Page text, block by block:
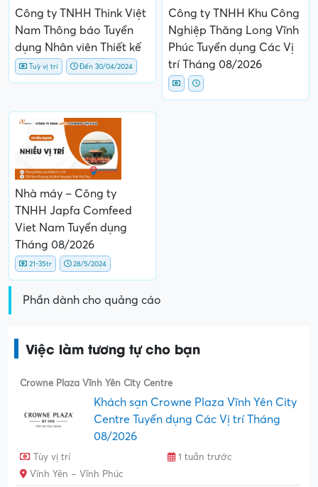
Công ty TNHH Think Việt
Nam Thông báo Tuyển
dụng Nhân viên Thiết kế
Tuỳ vị trí Đến 30/04/2024
Công ty TNHH Khu Công
Nghiệp Thăng Long Vĩnh
Phúc Tuyển dụng Các Vị
trí Tháng 08/2026
Nhà máy – Công ty
TNHH Japfa Comfeed
Viet Nam Tuyển dụng
Tháng 08/2026
21-35tr 28/5/2024
Phần dành cho quảng cáo
Việc làm tương tự cho bạn
Crowne Plaza Vĩnh Yên City Centre
Khách sạn Crowne Plaza Vĩnh Yên City
Centre Tuyển dụng Các Vị trí Tháng
08/2026
Tùy vị trí
1 tuần trước
Vĩnh Yên – Vĩnh Phúc